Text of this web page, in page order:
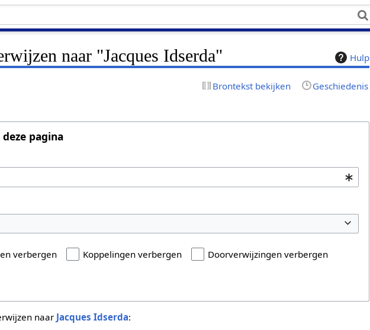
Hulp
naar "Jacques Idserda"
Brontekst bekijken Geschiedenis
pagina
verbergen Koppelingen verbergen Doorverwijzingen verbergen
naar Jacques Idserda: